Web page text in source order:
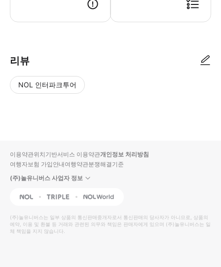
리뷰
NOL 인터파크투어
입니
다.
높
은
순
동
영
상
순
상
이용약관위치기반서비스 이용약관개인정보 처리방침
여행자보험 가입안내여행약관분쟁해결기준
(주)놀유니버스 사업자 정보
NOL Triple Interpark Global
(주)놀유니버스는 일부 상품의 통신판매중개자로서 통신판매의 당사자가 아니므로, 상품의
예약, 이용 및 환불 등 거래와 관련된 의무와 책임은 판매자에게 있으며 (주)놀유니버스는 일
체 책임을 지지 않습니다.